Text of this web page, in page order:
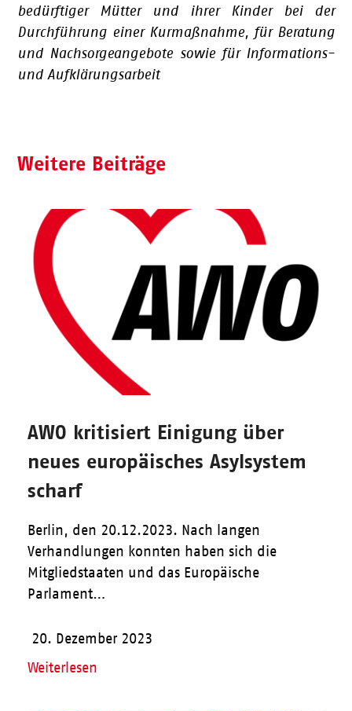
bedürftiger Mütter und ihrer Kinder bei der
Durchführung einer Kurmaßnahme, für Beratung
und Nachsorgeangebote sowie für Informations-
und Aufklärungsarbeit
Weitere Beiträge
AWO kritisiert Einigung über
neues europäisches Asylsystem
scharf
Berlin, den 20.12.2023. Nach langen
Verhandlungen konnten haben sich die
Mitgliedstaaten und das Europäische
Parlament…
20. Dezember 2023
Weiterlesen